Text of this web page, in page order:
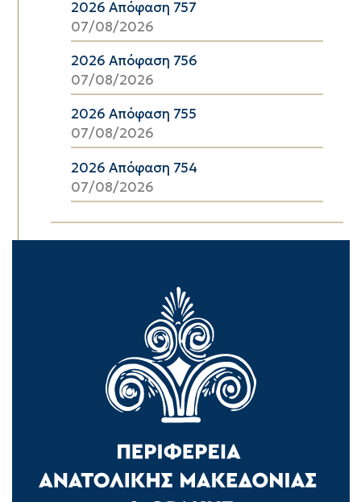
2026 Απόφαση 757
07/08/2026
2026 Απόφαση 756
07/08/2026
2026 Απόφαση 755
07/08/2026
2026 Απόφαση 754
07/08/2026